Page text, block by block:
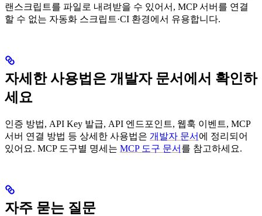
랜스크립트를 파일로 내려받을 수 있어서, MCP 서버를 연결
할 수 없는 자동화 스크립트·CI 환경에서 유용합니다.
자세한 사용법은 개발자 문서에서 확인하
세요
인증 방법, API Key 발급, API 엔드포인트, 웹훅 이벤트, MCP
서버 연결 방법 등 상세한 사용법은 개발자 문서 에 정리되어
있어요. MCP 도구별 명세는 MCP 도구 문서 를 참고하세요.
자주 묻는 질문